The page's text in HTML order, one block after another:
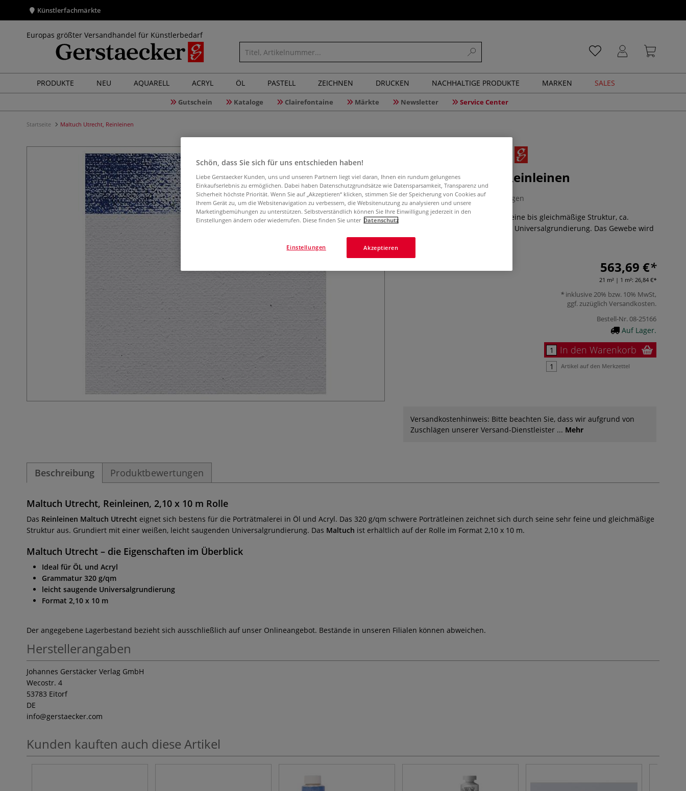
Künstlerfachmärkte
Europas größter Versandhandel für Künstlerbedarf
PRODUKTE NEU AQUARELL ACRYL ÖL PASTELL ZEICHNEN DRUCKEN NACHHALTIGE PRODUKTE MARKEN SALES
Gutschein Kataloge Clairefontaine Märkte Newsletter Service Center
Startseite Maltuch Utrecht, Reinleinen
Maltuch Utrecht, Reinleinen
0 Bewertungen
Grundiertes Porträtleinen, sehr feine bis gleichmäßige Struktur, ca.
320g/qm. Weiße, leicht saugende Universalgrundierung. Das Gewebe wird
auf Rollen geliefert.
563,69 €
21 m² | 1 m²: 26,84 €
inklusive 20% bzw. 10% MwSt,
ggf. zuzüglich Versandkosten.
Bestell-Nr.08-25166
Auf Lager.
In den Warenkorb
Artikel auf den Merkzettel
Versandkostenhinweis: Bitte beachten Sie, dass wir aufgrund von
Zuschlägen unserer Versand-Dienstleister ... Mehr
Beschreibung Produktbewertungen
Maltuch Utrecht, Reinleinen, 2,10 x 10 m Rolle
Das Reinleinen Maltuch Utrecht eignet sich bestens für die Porträtmalerei in Öl und Acryl. Das 320 g/qm schwere Porträtleinen zeichnet sich durch seine sehr feine und gleichmäßige
Struktur aus. Grundiert mit einer weißen, leicht saugenden Universalgrundierung. Das Maltuch ist erhältlich auf der Rolle im Format 2,10 x 10 m.
Maltuch Utrecht – die Eigenschaften im Überblick
Ideal für ÖL und Acryl
Grammatur 320 g/qm
leicht saugende Universalgrundierung
Format 2,10 x 10 m
Der angegebene Lagerbestand bezieht sich ausschließlich auf unser Onlineangebot. Bestände in unseren Filialen können abweichen.
Herstellerangaben
Johannes Gerstäcker Verlag GmbH
Wecostr. 4
53783 Eitorf
DE
info@gerstaecker.com
Kunden kauften auch diese Artikel
Schön, dass Sie sich für uns entschieden haben!
Liebe Gerstaecker Kunden, uns und unseren Partnern liegt viel daran, Ihnen ein rundum gelungenes
Einkaufserlebnis zu ermöglichen. Dabei haben Datenschutzgrundsätze wie Datensparsamkeit, Transparenz und
Sicherheit höchste Priorität. Wenn Sie auf „Akzeptieren“ klicken, stimmen Sie der Speicherung von Cookies auf
Ihrem Gerät zu, um die Websitenavigation zu verbessern, die Websitenutzung zu analysieren und unsere
Marketingbemühungen zu unterstützen. Selbstverständlich können Sie Ihre Einwilligung jederzeit in den
Einstellungen ändern oder wiederrufen. Diese finden Sie unter Datenschutz
Akzeptieren
Einstellungen